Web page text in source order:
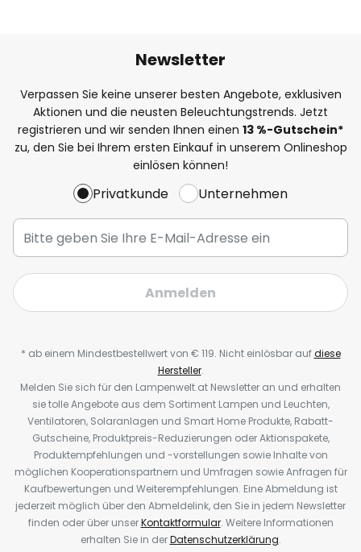
Newsletter
Verpassen Sie keine unserer besten Angebote, exklusiven
Aktionen und die neusten Beleuchtungstrends. Jetzt
registrieren und wir senden Ihnen einen 13 %-Gutschein*
zu, den Sie bei Ihrem ersten Einkauf in unserem Onlineshop
einlösen können!
Privatkunde Unternehmen
Anmelden
* ab einem Mindestbestellwert von € 119. Nicht einlösbar aufdiese
Hersteller.
Melden Sie sich für den Lampenwelt.at Newsletter an und erhalten
sie tolle Angebote aus dem Sortiment Lampen und Leuchten,
Ventilatoren, Solaranlagen und Smart Home Produkte, Rabatt-
Gutscheine, Produktpreis-Reduzierungen oder Aktionspakete,
Produktempfehlungen und -vorstellungen sowie Inhalte von
möglichen Kooperationspartnern und Umfragen sowie Anfragen für
Kaufbewertungen und Weiterempfehlungen. Eine Abmeldung ist
jederzeit möglich über den Abmeldelink, den Sie in jedem Newsletter
finden oder über unserKontaktformular. Weitere Informationen
erhalten Sie in derDatenschutzerklärung.